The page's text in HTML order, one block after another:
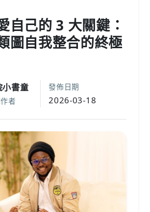
自己的 3 大關鍵：
圖自我整合的終極
小書童
者
發佈日期
2026-03-18